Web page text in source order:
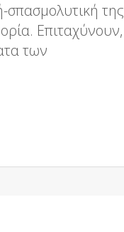
σπασμολυτική της
Επιταχύνουν,
των